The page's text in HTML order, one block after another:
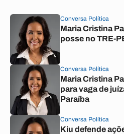
Conversa Política
Maria Cristina
posse no TRE-
Conversa Política
Maria Cristina
para vaga de
Paraíba
Conversa Política
Kiu defende